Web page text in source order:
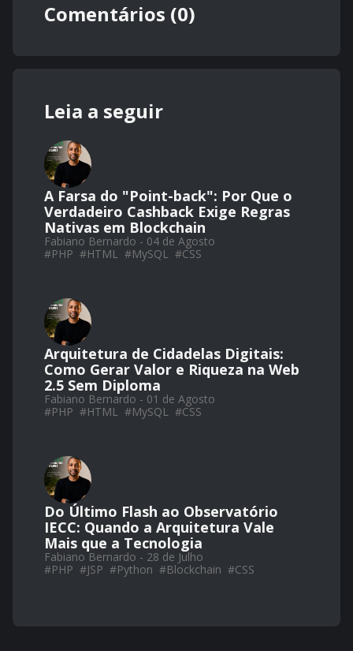
Comentários (0)
Leia a seguir
A Farsa do "Point-back": Por Que o
Verdadeiro Cashback Exige Regras
Nativas em Blockchain
Fabiano Bernardo - 04 de Agosto
#PHP #HTML #MySQL #CSS
Arquitetura de Cidadelas Digitais:
Como Gerar Valor e Riqueza na Web
2.5 Sem Diploma
Fabiano Bernardo - 01 de Agosto
#PHP #HTML #MySQL #CSS
Do Último Flash ao Observatório
IECC: Quando a Arquitetura Vale
Mais que a Tecnologia
Fabiano Bernardo - 28 de Julho
#PHP #JSP #Python #Blockchain #CSS